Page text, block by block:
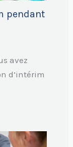
pendant
avez
d’intérim